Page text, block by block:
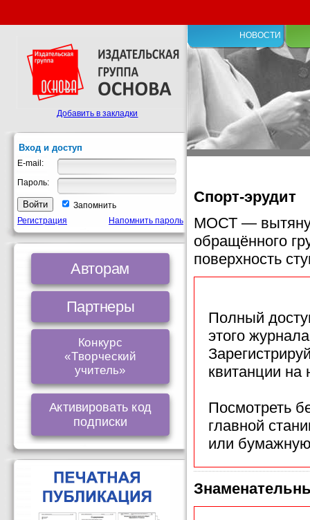
НОВОСТИ
Спорт-эрудит
МОСТ —
обращённого
поверхность
Полный
этого
квитанции
Посмотреть
главной
или
Добавить в закладки
Вход и доступ
E-mail:
Пароль:
Запомнить
Регистрация
Напомнить пароль
Авторам
Партнеры
Конкурс
«Творческий
учитель»
Активировать код
подписки